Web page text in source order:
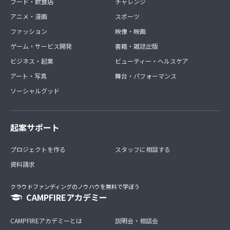
アニメ・漫画
ファッション
ゲーム・サービス開発
ビジネス・起業
アート・写真
ソーシャルグッド
スポーツ
映像・映画
書籍・雑誌出版
ビューティー・ヘルスケア
舞台・パフォーマンス
起案サポート
プロジェクトを作る
資料請求
スタッフに相談する
クラウドファンディングのノウハウを無料で学ぼう
CAMPFIREアカデミー
CAMPFIREアカデミーとは 説明会・相談会